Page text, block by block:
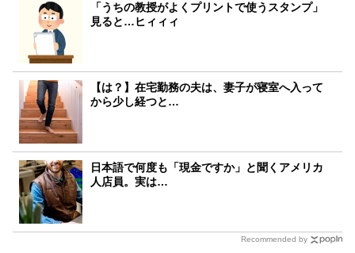
「うちの教授がよくプリントで使うスタンプ」
見ると…ヒィィィ
【は？】在宅勤務の夫は、妻子が寝室へ入って
から少し経つと…
日本語で何度も「現金ですか」と聞くアメリカ
人店員。実は…
Recommended by